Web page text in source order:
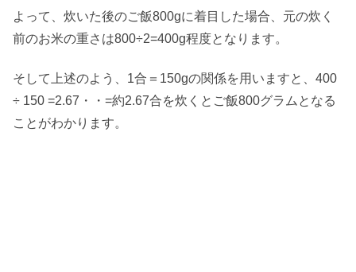
よって、炊いた後のご飯800gに着目した場合、元の炊く
前のお米の重さは800÷2=400g程度となります。
そして上述のよう、1合＝150gの関係を用いますと、400
÷ 150 =2.67・・=約2.67合を炊くとご飯800グラムとなる
ことがわかります。